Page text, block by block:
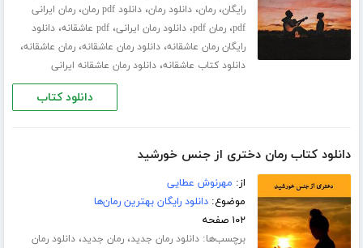
رایگان،رمان،دانلود رمان،دانلود pdf رمان ،رمان ایرانی
pdf،رمان pdf ،دانلود رمان ایرانی،pdf عاشقانه ،دانلود
رایگان رمان عاشقانه،دانلود رمان عاشقانه،رمان عاشقانه،
دانلود کتاب عاشقانه،دانلود رمان عاشقانه ایرانی
دانلود کتاب
دانلود کتاب رمان دختری از جنس خورشید
از: مهرنوش عطایی
موضوع:دانلود رایگان بهترین رمان‌ها
۱۰۲ صفحه
برچسب‌ها:دانلود رمان جدید،رمان جدید،دانلود رمان